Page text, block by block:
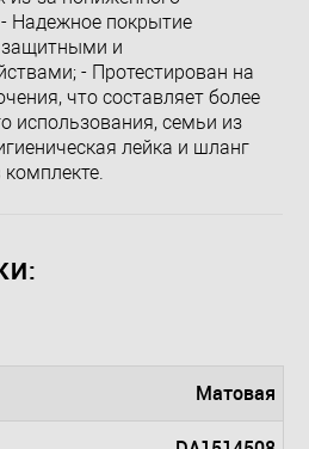
Надежное покрытие
и
- Протестирован на
что составляет более
использования, семьи из
лейка и шланг
Матовая